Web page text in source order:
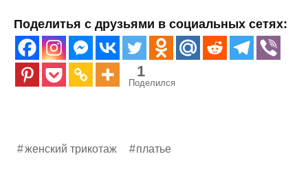
Поделитья с друзьями в социальных сетях:
1
Поделился
женский трикотаж платье